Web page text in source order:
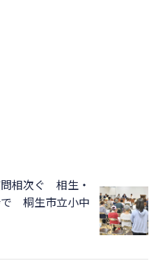
相次ぐ 相生・
で 桐生市立小中